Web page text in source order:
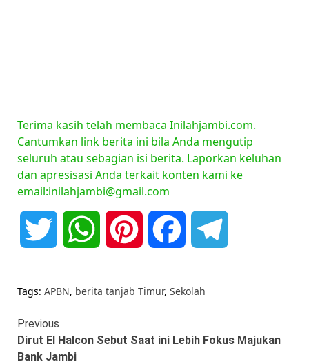
Terima kasih telah membaca Inilahjambi.com.
Cantumkan link berita ini bila Anda mengutip
seluruh atau sebagian isi berita. Laporkan keluhan
dan apresisasi Anda terkait konten kami ke
email:inilahjambi@gmail.com
Twitter WhatsAppPinterest Facebook
Tags: APBN, berita tanjab Timur, Sekolah
Continue
Reading
Previous
Dirut El Halcon Sebut Saat ini Lebih Fokus Majukan
Bank Jambi